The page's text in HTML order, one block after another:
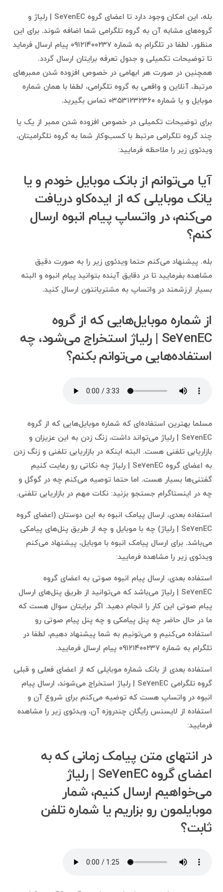
بله، این امکان وجود دارد تا اعضای گروه Se7enEC | رلیاژ و
گروه‌های مشابه آن به گروه تلگرامی شما اضافه شوند. برای این
منظور، لطفا در تلگرام به شماره ۰۹۱۲۱۴۰۰۲۳۷ پیام ارسال فرماید
تا توضیحات تکمیلی و جدول تعرفه برایتان ارسال گردد.
همچنین در صورت هر ابهامی در خصوص افزوده شدن ممبرهای
مرتبط، آنلاین و واقعی به گروه تلگرامی، لطفا با همان شماره
موبایل و یا شماره ۰۳۵۳۱۲۳۲۳۶۰ تماس بگیرید.
برای توضیحات تکمیلی در خصوص افزوده شدن ممبر از یک یا
چند گروه تلگرامی مرتبط با کسب‌وکار شما به گروه تلگرامیتان،
ویدئوی زیر را ملاحظه فرمایید:
آیا می‌توانم از بانک موبایل خودم و یا
یانک موبایلی که از ایده‌کاو دریافت
می‌کنم، در واتساپ پیام انبوه ارسال
کنم؟
بله. پیشنهاد می‌کنم حتما ویدئوی زیر را به صورت دقیق
مشاهده بفرمایید تا در دقایق آینده بتوانید پیام انبوه و البته
بسیار ارزشمند در واتساپ به مشتریانتون ارسال کنید.
از شماره موبایل‌هایی که از گروه
Se7enEC | رلیاژ استخراج می‌شود، چه
استفاده‌هایی می‌توانم بکنم؟
مسلما بهترین استفاده‌ای که شماره موبایل‌هایی که از گروه
Se7enEC | رلیاژ می‌تواند داشت، زنگ زدن به این عزیزان و
بازاریابی تلفنی هست. البته اینکه در بازاریابی تلفنی و زنگ زدن
به اعضای گروه Se7enEC | رلیاژ چه نکاتی رو رعایت کنیم
گفتنی‌ها بسیار هست. اما حتما توصیه می‌کنم چه در گوگل و
چه در اینستاگرام جستجو بزنید: نکات مهم در بازاریابی تلفنی.
استفاده بعدی، ارسال پیامک انبوه به این دوستان (اعضای گروه
Se7enEC | رلیاژ) چه با موبایل و چه از طریق پنل‌های پیامکی
می‌باشد. برای ارسال پیامک انبوه با موبایل، پیشنهاد می‌کنم
ویدئوی زیر را مشاهده فرمایید:
استفاده بعدی، ارسال پیام انبوه صوتی به اعضای گروه
Se7enEC | رلیاژ می‌باشد که می‌توانید از طریق پنل‌های ارسال
پیام صوتی این کار را انجام دهید. اگر برایتان سوال هست که
ما در حال حاضر چه پنل پیامکی و چه پنل پیام صوتی رو
استفاده می‌کنیم و می‌تونیم به شما پیشنهاد دهیم، لطفا در
تلگرام به شماره ۰۹۱۲۱۴۰۰۲۳۷ پیام ارسال فرمایید.
استفاده بعدی از بانک شماره موبایلی که از اعضای فعلی و قبلی
گروه تلگرامی Se7enEC | رلیاژ استخراج می‌شوند، ارسال پیام
انبوه در واتساپ هست که توضیه می‌کنم برای شروع آن و
استفاده از لایسنس رایگان چندروزه آن، ویدئوی زیر را مشاهده
فرمایید:
در انتهای متن پیامک زمانی که به
اعضای گروه Se7enEC | رلیاژ
می‌خواهیم ارسال کنیم، شمار
موبایلمون رو بزاریم یا شماره تلفن
ثابت؟